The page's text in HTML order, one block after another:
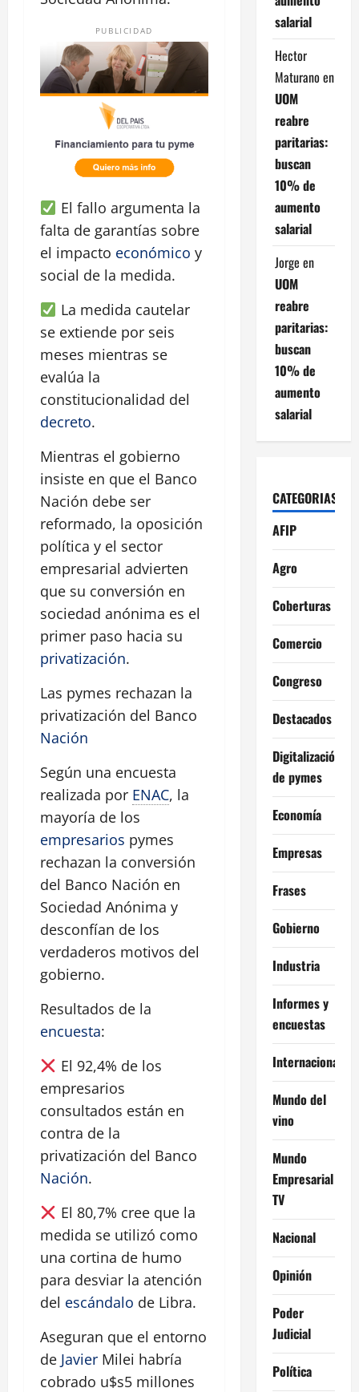
PUBLICIDAD
El fallo argumenta la
falta de garantías sobre
el impacto económico y
social de la medida.
La medida cautelar
se extiende por seis
meses mientras se
evalúa la
constitucionalidad del
decreto.
Mientras el gobierno
insiste en que el Banco
Nación debe ser
reformado, la oposición
política y el sector
empresarial advierten
que su conversión en
sociedad anónima es el
primer paso hacia su
privatización.
Las pymes rechazan la
privatización del Banco
Nación
Según una encuesta
realizada por ENAC, la
mayoría de los
empresarios pymes
rechazan la conversión
del Banco Nación en
Sociedad Anónima y
desconfían de los
verdaderos motivos del
gobierno.
Resultados de la
encuesta:
El 92,4% de los
empresarios
consultados están en
contra de la
privatización del Banco
Nación.
El 80,7% cree que la
medida se utilizó como
una cortina de humo
para desviar la atención
del escándalo de Libra.
Aseguran que el entorno
de Javier Milei habría
cobrado u$s5 millones
salarial
Hector
Maturano en
UOM
reabre
paritarias:
buscan
10% de
aumento
salarial
Jorge en
UOM
reabre
paritarias:
buscan
10% de
aumento
salarial
CATEGORIAS
AFIP
Agro
Coberturas
Comercio
Congreso
Destacados
Digitalización
de pymes
Economía
Empresas
Frases
Gobierno
Industria
Informes y
encuestas
Internacional
Mundo del
vino
Mundo
Empresarial
TV
Nacional
Opinión
Poder
Judicial
Política